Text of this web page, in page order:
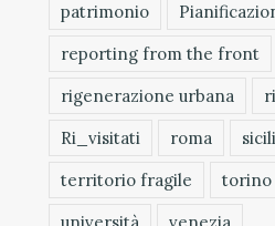
patrimonio
reporting from the front
rigenerazione urbana
Ri_visitati
roma
territorio fragile
torino